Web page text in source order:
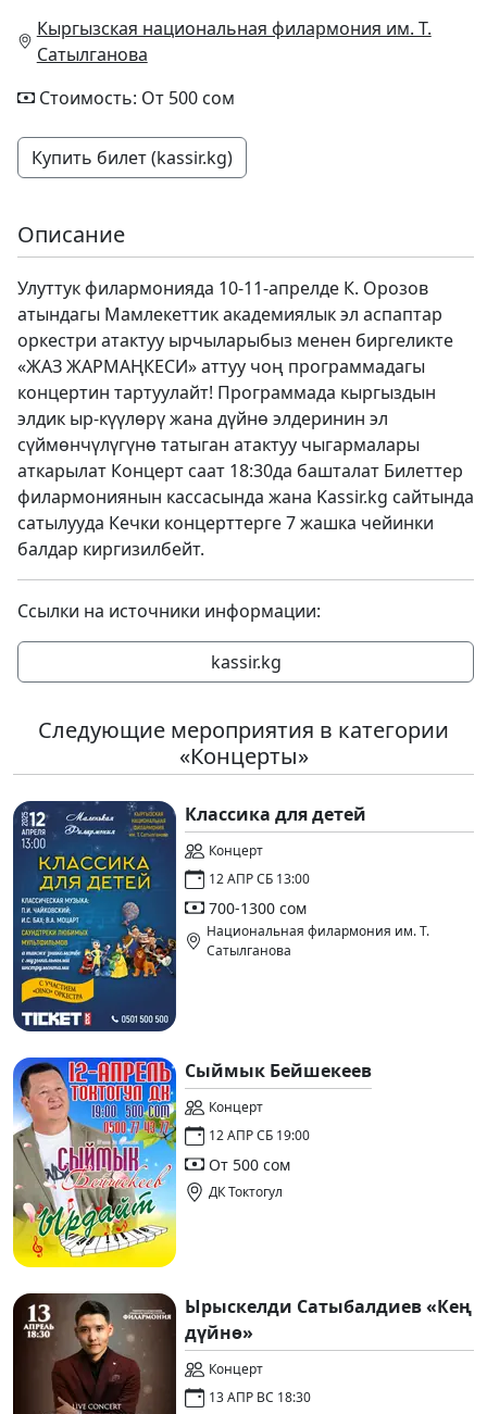
Кыргызская национальная филармония им. Т.
Сатылганова
Стоимость: От 500 сом
Купить билет (kassir.kg)
Описание
Улуттук филармонияда 10-11-апрелде К. Орозов
атындагы Мамлекеттик академиялык эл аспаптар
оркестри атактуу ырчыларыбыз менен биргеликте
«ЖАЗ ЖАРМАҢКЕСИ» аттуу чоң программадагы
концертин тартуулайт! Программада кыргыздын
элдик ыр-күүлөрү жана дүйнө элдеринин эл
сүймөнчүлүгүнө татыган атактуу чыгармалары
аткарылат Концерт саат 18:30да башталат Билеттер
филармониянын кассасында жана Kassir.kg сайтында
сатылууда Кечки концерттерге 7 жашка чейинки
балдар киргизилбейт.
Ссылки на источники информации:
kassir.kg
Следующие мероприятия в категории
«Концерты»
Классика для детей
Концерт
12 АПР СБ 13:00
700-1300 сом
Национальная филармония им. Т.
Сатылганова
Сыймык Бейшекеев
Концерт
12 АПР СБ 19:00
От 500 сом
ДК Токтогул
Ырыскелди Сатыбалдиев «Кең
дүйнө»
Концерт
13 АПР ВС 18:30